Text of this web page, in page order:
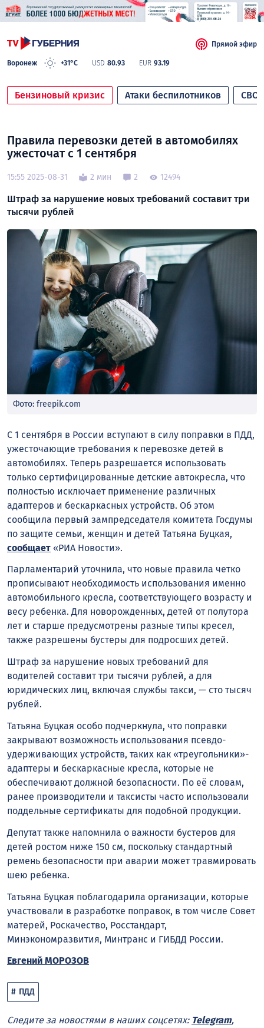
Воронеж +31°C USD 80.93 EUR 93.19
Прямой эфир
Бензиновый кризис Атаки беспилотников СВО
Правила перевозки детей в автомобилях
ужесточат с 1 сентября
15:55 2025-08-31 2 мин 2 12494
Штраф за нарушение новых требований составит три
тысячи рублей
Фото: freepik.com
С 1 сентября в России вступают в силу поправки в ПДД,
ужесточающие требования к перевозке детей в
автомобилях. Теперь разрешается использовать
только сертифицированные детские автокресла, что
полностью исключает применение различных
адаптеров и бескаркасных устройств. Об этом
сообщила первый зампредседателя комитета Госдумы
по защите семьи, женщин и детей Татьяна Буцкая,
сообщает «РИА Новости».
Парламентарий уточнила, что новые правила четко
прописывают необходимость использования именно
автомобильного кресла, соответствующего возрасту и
весу ребенка. Для новорожденных, детей от полутора
лет и старше предусмотрены разные типы кресел,
также разрешены бустеры для подросших детей.
Штраф за нарушение новых требований для
водителей составит три тысячи рублей, а для
юридических лиц, включая службы такси, — сто тысяч
рублей.
Татьяна Буцкая особо подчеркнула, что поправки
закрывают возможность использования псевдо-
удерживающих устройств, таких как «треугольники»-
адаптеры и бескаркасные кресла, которые не
обеспечивают должной безопасности. По её словам,
ранее производители и таксисты часто использовали
поддельные сертификаты для подобной продукции.
Депутат также напомнила о важности бустеров для
детей ростом ниже 150 см, поскольку стандартный
ремень безопасности при аварии может травмировать
шею ребенка.
Татьяна Буцкая поблагодарила организации, которые
участвовали в разработке поправок, в том числе Совет
матерей, Роскачество, Росстандарт,
Минэкономразвития, Минтранс и ГИБДД России.
Евгений МОРОЗОВ
ПДД
Следите за новостями в наших соцсетях: Telegram,